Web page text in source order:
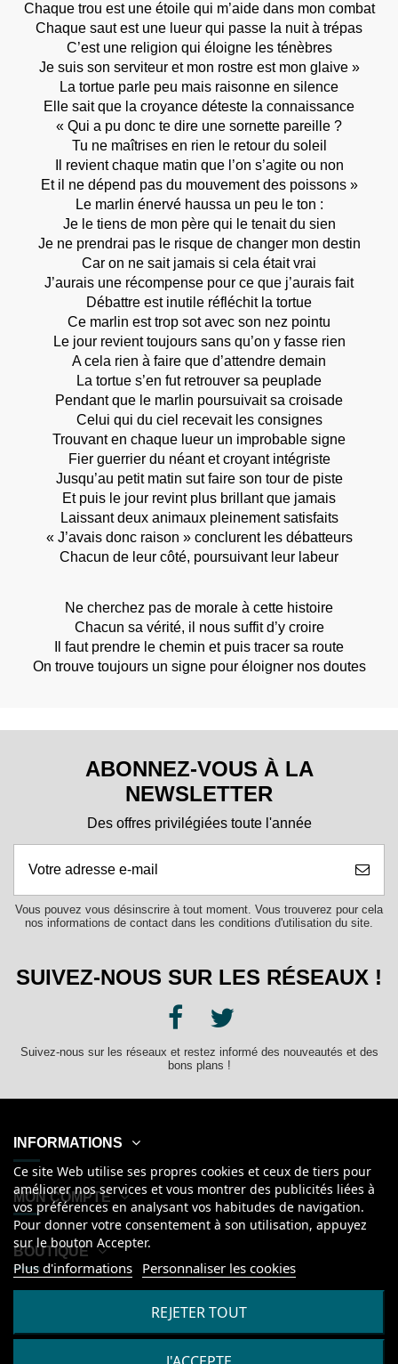
Chaque trou est une étoile qui m’aide dans mon combat
Chaque saut est une lueur qui passe la nuit à trépas
C’est une religion qui éloigne les ténèbres
Je suis son serviteur et mon rostre est mon glaive »
La tortue parle peu mais raisonne en silence
Elle sait que la croyance déteste la connaissance
« Qui a pu donc te dire une sornette pareille ?
Tu ne maîtrises en rien le retour du soleil
Il revient chaque matin que l’on s’agite ou non
Et il ne dépend pas du mouvement des poissons »
Le marlin énervé haussa un peu le ton :
Je le tiens de mon père qui le tenait du sien
Je ne prendrai pas le risque de changer mon destin
Car on ne sait jamais si cela était vrai
J’aurais une récompense pour ce que j’aurais fait
Débattre est inutile réfléchit la tortue
Ce marlin est trop sot avec son nez pointu
Le jour revient toujours sans qu’on y fasse rien
A cela rien à faire que d’attendre demain
La tortue s’en fut retrouver sa peuplade
Pendant que le marlin poursuivait sa croisade
Celui qui du ciel recevait les consignes
Trouvant en chaque lueur un improbable signe
Fier guerrier du néant et croyant intégriste
Jusqu’au petit matin sut faire son tour de piste
Et puis le jour revint plus brillant que jamais
Laissant deux animaux pleinement satisfaits
« J’avais donc raison » conclurent les débatteurs
Chacun de leur côté, poursuivant leur labeur
Ne cherchez pas de morale à cette histoire
Chacun sa vérité, il nous suffit d’y croire
Il faut prendre le chemin et puis tracer sa route
On trouve toujours un signe pour éloigner nos doutes
ABONNEZ-VOUS À LA
NEWSLETTER
Des offres privilégiées toute l'année
Vous pouvez vous désinscrire à tout moment. Vous trouverez pour cela
nos informations de contact dans les conditions d'utilisation du site.
SUIVEZ-NOUS SUR LES RÉSEAUX !
Suivez-nous sur les réseaux et restez informé des nouveautés et des
bons plans !
INFORMATIONS
MON COMPTE
BOUTIQUE
Ce site Web utilise ses propres cookies et ceux de tiers pour
améliorer nos services et vous montrer des publicités liées à
vos préférences en analysant vos habitudes de navigation.
Pour donner votre consentement à son utilisation, appuyez
sur le bouton Accepter.
Plus d'informations Personnaliser les cookies
REJETER TOUT
© Kanumera, tous droits réservés